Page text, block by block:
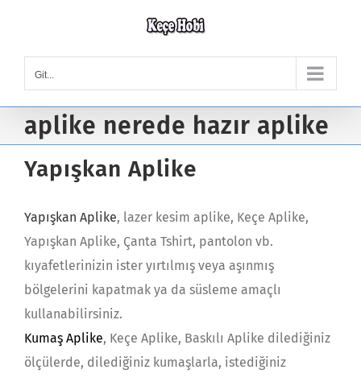
content
Git...
aplike nerede hazır aplike
Yapışkan Aplike
Yapışkan Aplike, lazer kesim aplike, Keçe Aplike,
Yapışkan Aplike, Çanta Tshirt, pantolon vb.
kıyafetlerinizin ister yırtılmış veya aşınmış
bölgelerini kapatmak ya da süsleme amaçlı
kullanabilirsiniz.
Kumaş Aplike, Keçe Aplike, Baskılı Aplike dilediğiniz
ölçülerde, dilediğiniz kumaşlarla, istediğiniz